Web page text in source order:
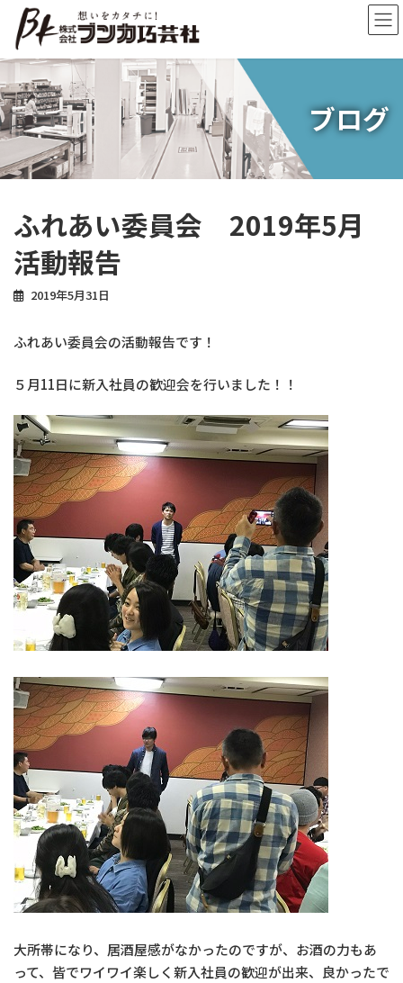
ン
ツ
へ
ス
キ
ッ
プ
ー
シ
ョ
ン
に
移
動
ブログ
ふれあい委員会 2019年5月
活動報告
2019年5月31日
ふれあい委員会の活動報告です！
５月11日に新入社員の歓迎会を行いました！！
大所帯になり、居酒屋感がなかったのですが、お酒の力もあ
って、皆でワイワイ楽しく新入社員の歓迎が出来、良かったで